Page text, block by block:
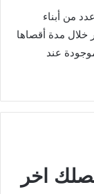
من أبناء
مدة أقصاها
عند
اخر